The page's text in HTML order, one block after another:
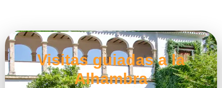
Visitas guiadas a la
Alhambra